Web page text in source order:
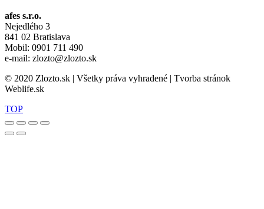
afes s.r.o.
Nejedlého 3
841 02 Bratislava
Mobil: 0901 711 490
e-mail: zlozto@zlozto.sk
© 2020 Zlozto.sk | Všetky práva vyhradené | Tvorba stránok
Weblife.sk
TOP